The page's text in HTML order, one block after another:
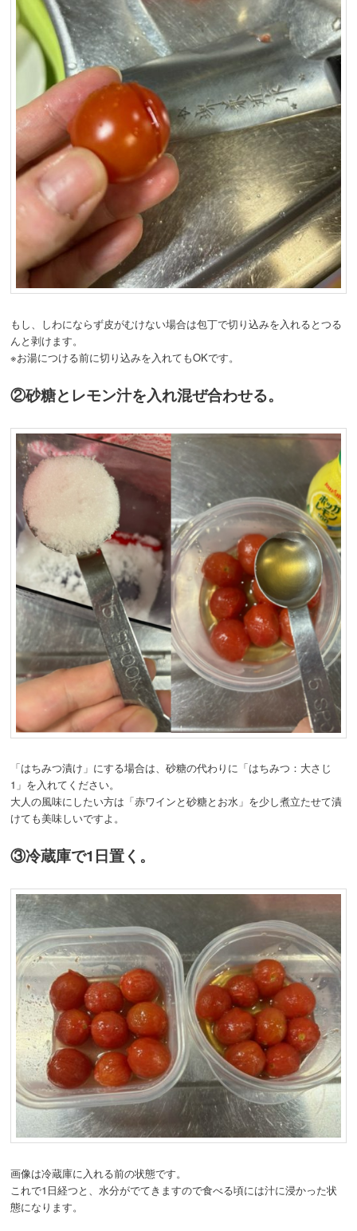
もし、しわにならず皮がむけない場合は包丁で切り込みを入れるとつる
んと剥けます。
※お湯につける前に切り込みを入れてもOKです。
②砂糖とレモン汁を入れ混ぜ合わせる。
「はちみつ漬け」にする場合は、砂糖の代わりに「はちみつ：大さじ
1」を入れてください。
大人の風味にしたい方は「赤ワインと砂糖とお水」を少し煮立たせて漬
けても美味しいですよ。
③冷蔵庫で1日置く。
画像は冷蔵庫に入れる前の状態です。
これで1日経つと、水分がでてきますので食べる頃には汁に浸かった状
態になります。